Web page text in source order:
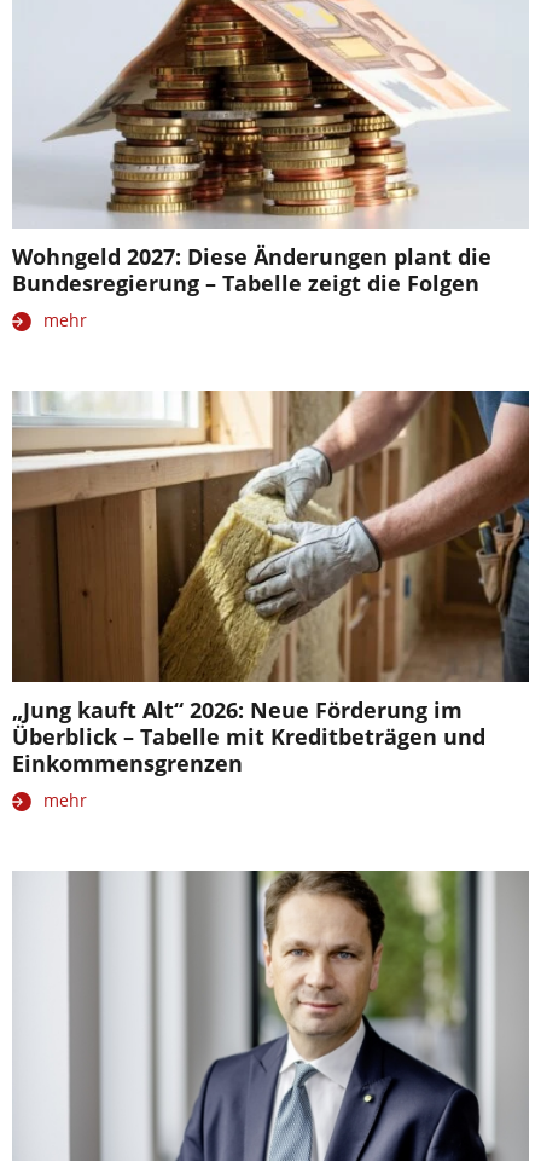
Wohngeld 2027: Diese Änderungen plant die
Bundesregierung – Tabelle zeigt die Folgen
mehr
„Jung kauft Alt“ 2026: Neue Förderung im
Überblick – Tabelle mit Kreditbeträgen und
Einkommensgrenzen
mehr